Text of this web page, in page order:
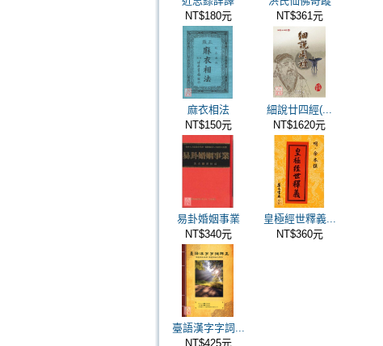
NT$180元
NT$361元
麻衣相法
NT$150元
細說廿四經(...
NT$1620元
易卦婚姻事業
NT$340元
皇極經世釋義...
NT$360元
臺語漢字字詞...
NT$425元